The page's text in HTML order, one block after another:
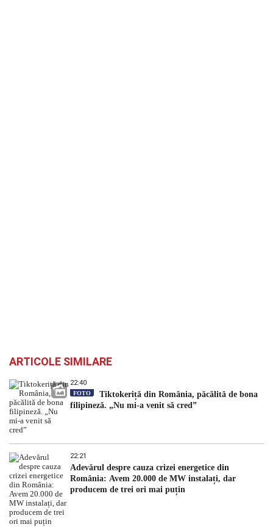
ARTICOLE SIMILARE
22:40
FOTO
Tiktokeriță din România, păcălită de bona
filipineză. „Nu mi-a venit să cred”
22:21
Adevărul despre cauza crizei energetice din
România: Avem 20.000 de MW instalați, dar
producem de trei ori mai puțin